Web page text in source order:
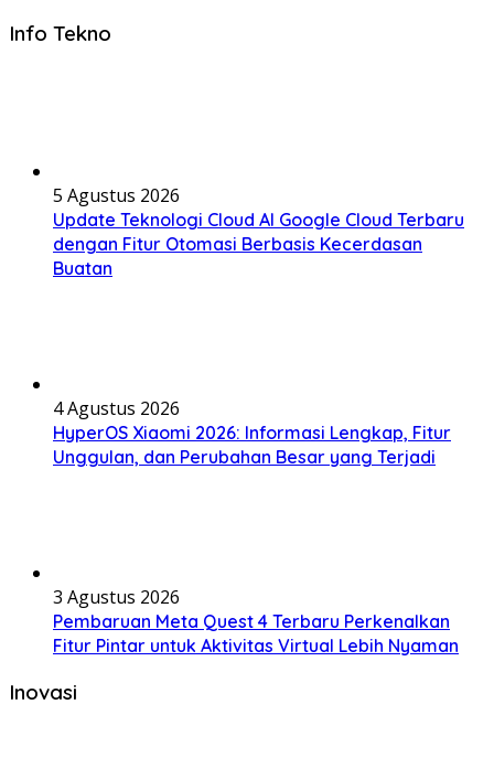
Info Tekno
5 Agustus 2026
Update Teknologi Cloud AI Google Cloud Terbaru
dengan Fitur Otomasi Berbasis Kecerdasan
Buatan
4 Agustus 2026
HyperOS Xiaomi 2026: Informasi Lengkap, Fitur
Unggulan, dan Perubahan Besar yang Terjadi
3 Agustus 2026
Pembaruan Meta Quest 4 Terbaru Perkenalkan
Fitur Pintar untuk Aktivitas Virtual Lebih Nyaman
Inovasi